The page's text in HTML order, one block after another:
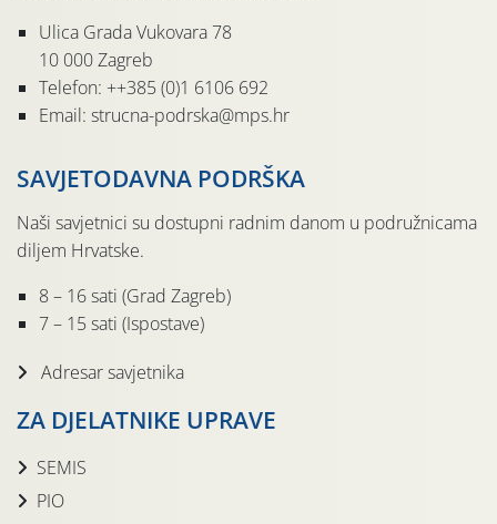
Ulica Grada Vukovara 78
10 000 Zagreb
Telefon: ++385 (0)1 6106 692
Email: strucna-podrska@mps.hr
SAVJETODAVNA PODRŠKA
Naši savjetnici su dostupni radnim danom u podružnicama
diljem Hrvatske.
8 – 16 sati (Grad Zagreb)
7 – 15 sati (Ispostave)
Adresar savjetnika
ZA DJELATNIKE UPRAVE
SEMIS
PIO